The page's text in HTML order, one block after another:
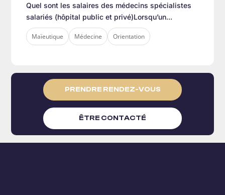
Quel sont les salaires des médecins spécialistes
salariés (hôpital public et privé)Lorsqu’un...
Maïeutique Médecine Orientation
PRENDRE RENDEZ-VOUS
ÊTRE CONTACTÉ